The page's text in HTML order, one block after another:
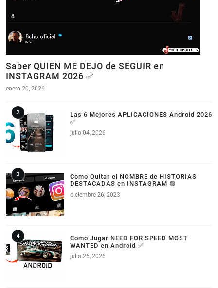
Saber QUIEN ME DEJO de SEGUIR en
INSTAGRAM 2026 ✅
enero 20, 2026
Las 6 Mejores APLICACIONES Android 2026
✅
julio 04, 2026
Como Quitar el NOMBRE de HISTORIAS
DESTACADAS en INSTAGRAM 🟣
diciembre 26, 2023
Como Jugar NEED FOR SPEED MOST
WANTED en Android ✅
julio 26, 2026